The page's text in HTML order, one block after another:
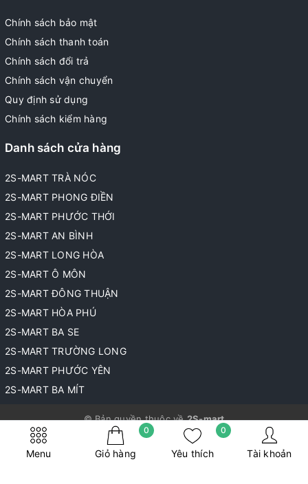
Menu Giỏ hàng
0
Yêu thích
0
Tài khoản
Chính sách bảo mật
Chính sách thanh toán
Chính sách đổi trả
Chính sách vận chuyển
Quy định sử dụng
Chính sách kiểm hàng
Danh sách cửa hàng
2S-MART TRÀ NÓC
2S-MART PHONG ĐIỀN
2S-MART PHƯỚC THỚI
2S-MART AN BÌNH
2S-MART LONG HÒA
2S-MART Ô MÔN
2S-MART ĐÔNG THUẬN
2S-MART HÒA PHÚ
2S-MART BA SE
2S-MART TRƯỜNG LONG
2S-MART PHƯỚC YÊN
2S-MART BA MÍT
© Bản quyền thuộc về2S-mart
Cung cấp bởi
Sapo